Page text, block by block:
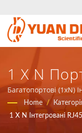
1 X N
Загальне
Багатопортові (1xN)
надайте загальне
енергетичних
Home /
1 X N Інтегровані